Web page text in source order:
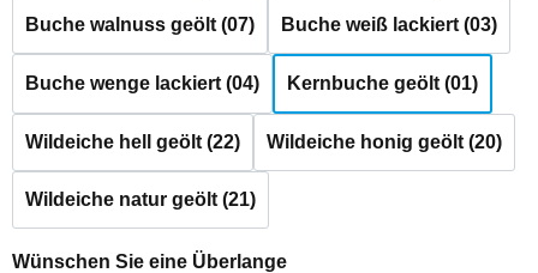
Buche walnuss geölt (07) Buche weiß lackiert (03)
Buche wenge lackiert (04) Kernbuche geölt (01)
Wildeiche hell geölt (22) Wildeiche honig geölt (20)
Wildeiche natur geölt (21)
Wünschen Sie eine Überlangeauswählen